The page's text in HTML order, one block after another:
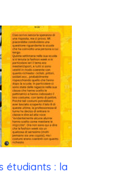
étudiants : la